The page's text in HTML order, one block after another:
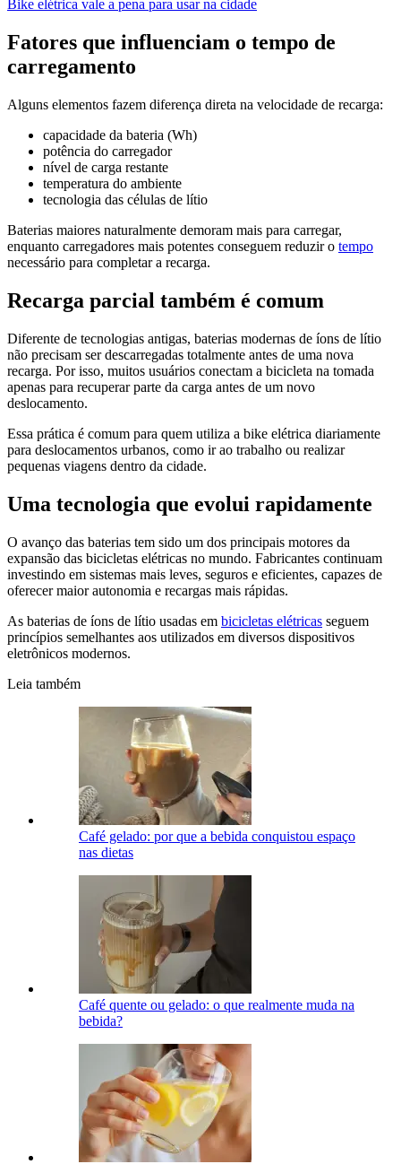
Bike elétrica vale a pena para usar na cidade
Fatores que influenciam o tempo de
carregamento
Alguns elementos fazem diferença direta na velocidade de recarga:
capacidade da bateria (Wh)
potência do carregador
nível de carga restante
temperatura do ambiente
tecnologia das células de lítio
Baterias maiores naturalmente demoram mais para carregar,
enquanto carregadores mais potentes conseguem reduzir o tempo
necessário para completar a recarga.
Recarga parcial também é comum
Diferente de tecnologias antigas, baterias modernas de íons de lítio
não precisam ser descarregadas totalmente antes de uma nova
recarga. Por isso, muitos usuários conectam a bicicleta na tomada
apenas para recuperar parte da carga antes de um novo
deslocamento.
Essa prática é comum para quem utiliza a bike elétrica diariamente
para deslocamentos urbanos, como ir ao trabalho ou realizar
pequenas viagens dentro da cidade.
Uma tecnologia que evolui rapidamente
O avanço das baterias tem sido um dos principais motores da
expansão das bicicletas elétricas no mundo. Fabricantes continuam
investindo em sistemas mais leves, seguros e eficientes, capazes de
oferecer maior autonomia e recargas mais rápidas.
As baterias de íons de lítio usadas em bicicletas elétricas seguem
princípios semelhantes aos utilizados em diversos dispositivos
eletrônicos modernos.
Leia também
Café gelado: por que a bebida conquistou espaço
nas dietas
Café quente ou gelado: o que realmente muda na
bebida?